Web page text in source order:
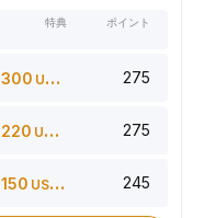
特典 ポイント
300 USDT 275
220 USDT 275
150 USDT 245